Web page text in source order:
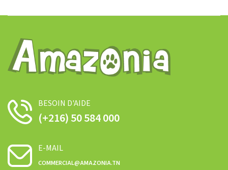
BESOIN D'AIDE
(+216) 50 584 000
E-MAIL
COMMERCIAL@AMAZONIA.TN